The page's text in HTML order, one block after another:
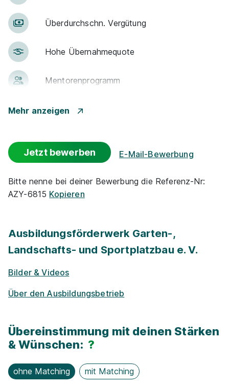
Über­durch­schn. Ver­gü­tung
Hohe Über­nah­me­quote
Men­to­ren­pro­gramm
Gute An­bin­dung
Park­plätze
Azubi-Frei­zei­ten
Events für Schü­ler / Stu­die­ren­de
Kostenloses WLAN
Lern­mit­tel­zu­schuss
Mehr anzeigen
Jetzt bewerben E-Mail-Bewerbung
Bitte nenne bei deiner Bewerbung die Referenz-Nr:
AZY-6815 Kopieren
Ausbildungsförderwerk Garten-,
Landschafts- und Sportplatzbau e. V.
Bilder & Videos
Über den Ausbildungsbetrieb
Übereinstimmung mit deinen Stärken
& Wünschen: ?
ohne Matching mit Matching